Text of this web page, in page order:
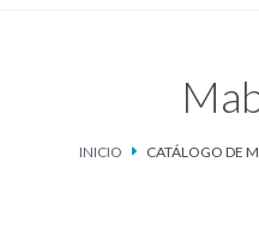
INICIO CATÁLOGO DE